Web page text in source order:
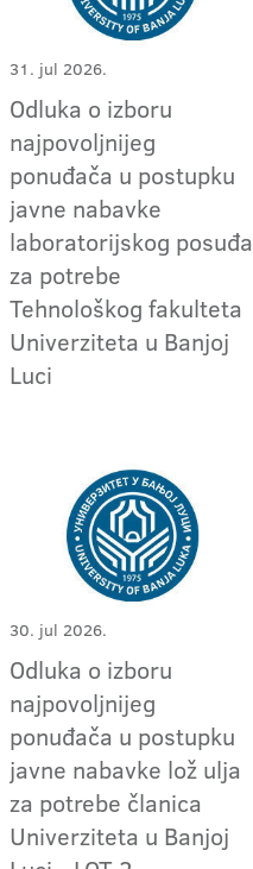
31. jul 2026.
Odluka o izboru
najpovoljnijeg
ponuđača u postupku
javne nabavke
laboratorijskog posuđa
za potrebe
Tehnološkog fakulteta
Univerziteta u Banjoj
Luci
30. jul 2026.
Odluka o izboru
najpovoljnijeg
ponuđača u postupku
javne nabavke lož ulja
za potrebe članica
Univerziteta u Banjoj